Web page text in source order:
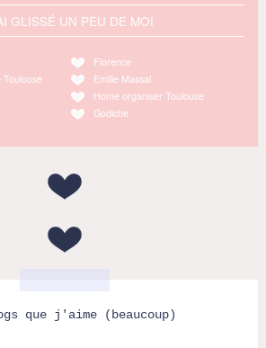
GLISSÉ UN PEU DE MOI
Toulouse
Florence
Emilie Massal
Home organiser Toulouse
Godiche
que j'aime (beaucoup)